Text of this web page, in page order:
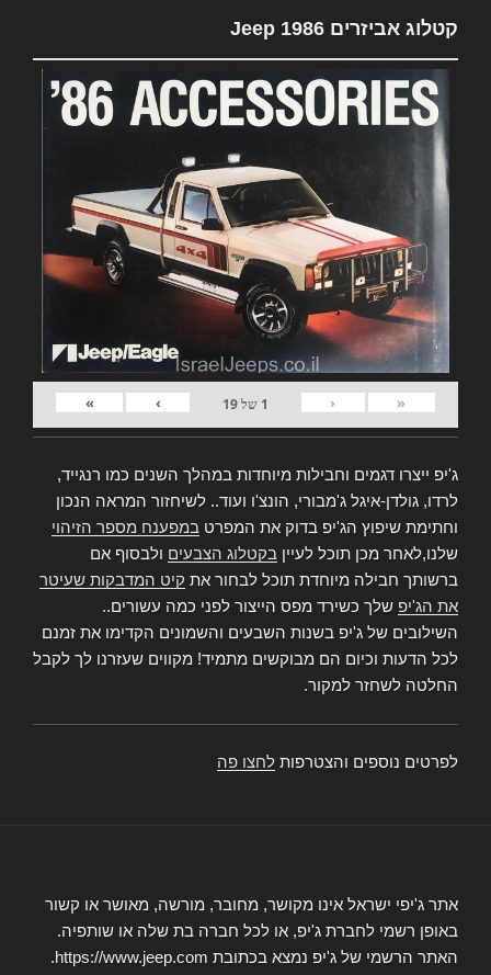
קטלוג אביזרים Jeep 1986
«
‹
1 של19
›
»
ג'יפ ייצרו דגמים וחבילות מיוחדות במהלך השנים כמו רנגייד,
לרדו, גולדן-איגל ג'מבורי, הונצ'ו ועוד.. לשיחזור המראה הנכון
וחתימת שיפוץ הג'יפ בדוק את המפרט במפענח מספר הזיהוי
שלנו,לאחר מכן תוכל לעיין בקטלוג הצבעים ולבסוף אם
ברשותך חבילה מיוחדת תוכל לבחור את קיט המדבקות שעיטר
את הג'יפ שלך כשירד מפס הייצור לפני כמה עשורים..
השילובים של ג'יפ בשנות השבעים והשמונים הקדימו את זמנם
לכל הדעות וכיום הם מבוקשים מתמיד! מקווים שעזרנו לך לקבל
החלטה לשחזר למקור.
לפרטים נוספים והצטרפות לחצו פה
אתר ג'יפי ישראל אינו מקושר, מחובר, מורשה, מאושר או קשור
באופן רשמי לחברת ג'יפ, או לכל חברה בת שלה או שותפיה.
האתר הרשמי של ג'יפ נמצא בכתובת https://www.jeep.com.